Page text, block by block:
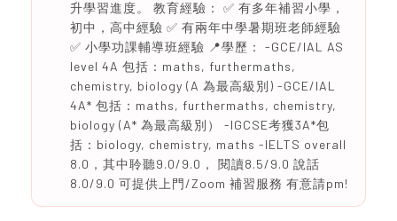
升學習進度。 教育經驗： ✅ 有多年補習小學，
初中，高中經驗 ✅ 有兩年中學暑期班老師經驗
✅ 小學功課輔導班經驗 📍學歷： -GCE/IAL AS
level 4A 包括：maths, furthermaths,
chemistry, biology (A 為最高級別) -GCE/IAL
4A* 包括：maths, furthermaths, chemistry,
biology (A* 為最高級別） -IGCSE考獲3A*包
括：biology, chemistry, maths -IELTS overall
8.0，其中聆聽9.0/9.0， 閱讀8.5/9.0 說話
8.0/9.0 可提供上門/Zoom 補習服務 有意請pm!